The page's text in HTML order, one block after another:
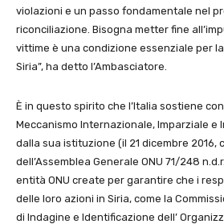
violazioni e un passo fondamentale nel
riconciliazione. Bisogna metter fine
vittime è una condizione essenziale per
Siria”, ha detto l’Ambasciatore.
È in questo spirito che l’Italia sostiene
Meccanismo Internazionale, Imparziale e
dalla sua istituzione (il 21 dicembre 2016,
dell’Assemblea Generale ONU 71/248
entità ONU create per garantire che i
delle loro azioni in Siria, come la
di Indagine e Identificazione dell’